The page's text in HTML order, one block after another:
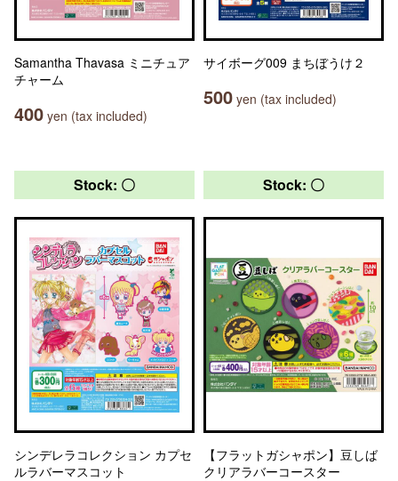
Samantha Thavasa ミニチュア
チャーム
400 yen (tax included)
サイボーグ009 まちぼうけ２
500 yen (tax included)
Stock: 〇
シンデレラコレクション カプセ
ルラバーマスコット
Stock: 〇
【フラットガシャポン】豆しば
クリアラバーコースター